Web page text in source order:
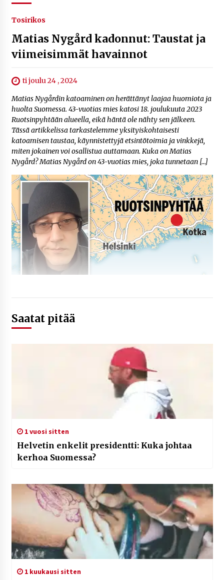
Tosirikos
Matias Nygård kadonnut: Taustat ja
viimeisimmät havainnot
ti joulu 24 , 2024
Matias Nygårdin katoaminen on herättänyt laajaa huomiota ja
huolta Suomessa. 43-vuotias mies katosi 18. joulukuuta 2023
Ruotsinpyhtään alueella, eikä häntä ole nähty sen jälkeen.
Tässä artikkelissa tarkastelemme yksityiskohtaisesti
katoamisen taustaa, käynnistettyjä etsintötoimia ja vinkkejä,
miten jokainen voi osallistua auttamaan. Kuka on Matias
Nygård? Matias Nygård on 43-vuotias mies, joka tunnetaan […]
Saatat pitää
1 vuosi sitten
Helvetin enkelit presidentti: Kuka johtaa
kerhoa Suomessa?
1 kuukausi sitten